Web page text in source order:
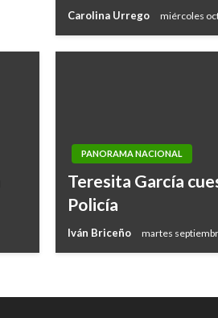
Carolina Urrego miércoles
PANORAMA NACIONAL
Teresita García
Policía
Iván Briceño martes